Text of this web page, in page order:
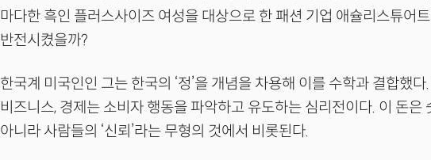
마다한 흑인 플러스사이즈 여성을 대상으로 한 패션 기업 애슐리스튜어트
반전시켰을까?
한국계 미국인인 그는 한국의 ‘정’을 개념을 차용해 이를 수학과 결합했다
비즈니스, 경제는 소비자 행동을 파악하고 유도하는 심리전이다. 이 돈은
아니라 사람들의 ‘신뢰’라는 무형의 것에서 비롯된다.